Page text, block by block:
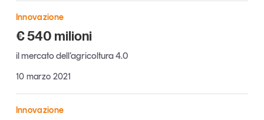
Articoli
Opinioni
Dossier
Il Numero
Interviste
Innovazione
€ 540 milioni
il mercato dell’agricoltura 4.0
10 marzo 2021
Innovazione